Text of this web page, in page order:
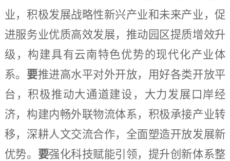
业，积极发展战略性新兴产业和未来产业，促
进服务业优质高效发展，推动园区提质增效升
级，构建具有云南特色优势的现代化产业体
系。 要推进高水平对外开放，用好各类开放平
台，积极推动大通道建设，大力发展口岸经
济，构建内畅外联物流体系，积极承接产业转
移，深耕人文交流合作，全面塑造开放发展新
优势。 要强化科技赋能引领，提升创新体系整